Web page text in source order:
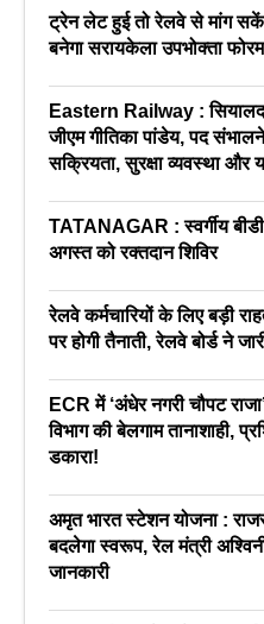
ट्रेन लेट हुई तो रेलवे से मांग सकेंगे
बनेगा सरायकेला उपभोक्ता
Eastern Railway :
जीएम गीतिका पांडेय, पद
सक्रियता, सुरक्षा व्यवस्था और
TATANAGAR : स्वर्गीय
अगस्त को रक्तदान शिविर
रेलवे कर्मचारियों के लिए बड़ी
पर होगी तैनाती, रेलवे बोर्ड ने
ECR में ‘अंधेर नगरी चौपट
विभाग की बेलगाम तानाशाही,
डकारा!
अमृत भारत स्टेशन योजना :
बदलेगा स्वरूप, रेल मंत्री
जानकारी